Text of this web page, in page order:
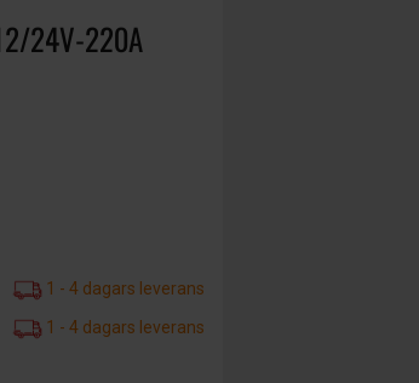
24V-220A
1 - 4 dagars leverans
1 - 4 dagars leverans